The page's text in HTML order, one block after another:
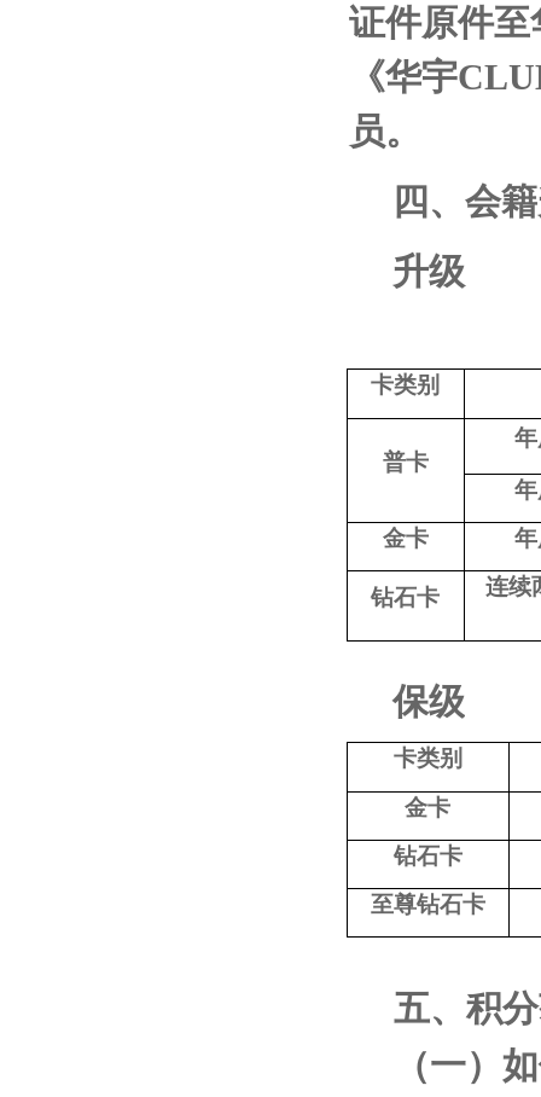
证件原件
《华宇
员。
四、会
升级
卡类别
普卡
金卡
钻石卡 连续
保级
卡类别
金卡
钻石卡
至尊钻石卡
五、积
（一）